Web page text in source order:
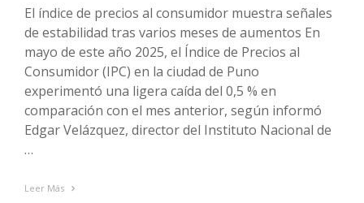
El índice de precios al consumidor muestra señales
de estabilidad tras varios meses de aumentos En
mayo de este año 2025, el Índice de Precios al
Consumidor (IPC) en la ciudad de Puno
experimentó una ligera caída del 0,5 % en
comparación con el mes anterior, según informó
Edgar Velázquez, director del Instituto Nacional de
…
Leer Más